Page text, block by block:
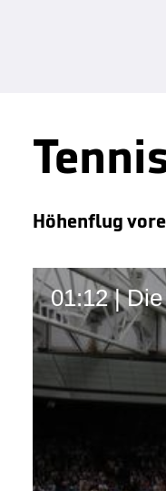
Höhenflug
01:12 |